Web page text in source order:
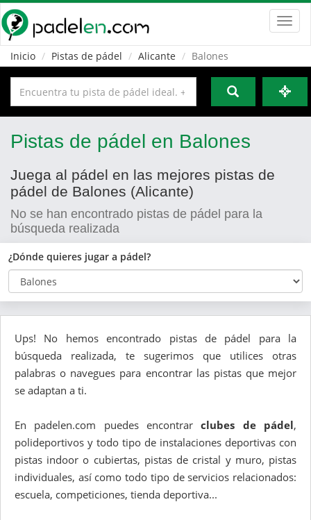
Inicio
Pistas de pádel Alicante Balones
Pistas de pádel en Balones
Juega al pádel en las mejores pistas de
pádel de Balones (Alicante)
No se han encontrado pistas de pádel para la
búsqueda realizada
¿Dónde quieres jugar a pádel?
Ups! No hemos encontrado pistas de pádel para la
búsqueda realizada, te sugerimos que utilices otras
palabras o navegues para encontrar las pistas que mejor
se adaptan a ti.
En padelen.com puedes encontrarclubes de pádel,
polideportivos y todo tipo de instalaciones deportivas con
pistas indoor o cubiertas, pistas de cristal y muro, pistas
individuales, así como todo tipo de servicios relacionados:
escuela, competiciones, tienda deportiva...